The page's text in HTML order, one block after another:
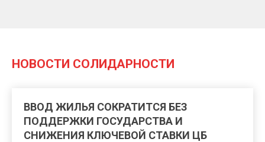
НОВОСТИ СОЛИДАРНОСТИ
ВВОД ЖИЛЬЯ СОКРАТИТСЯ БЕЗ
ПОДДЕРЖКИ ГОСУДАРСТВА И
СНИЖЕНИЯ КЛЮЧЕВОЙ СТАВКИ ЦБ